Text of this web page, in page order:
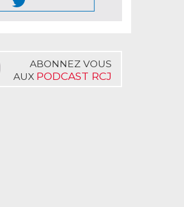
ABONNEZ VOUS
AUX PODCAST RCJ